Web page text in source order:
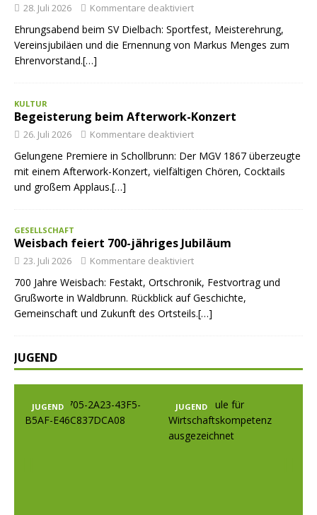
28. Juli 2026 Kommentare deaktiviert
Ehrungsabend beim SV Dielbach: Sportfest, Meisterehrung,
Vereinsjubiläen und die Ernennung von Markus Menges zum
Ehrenvorstand.[…]
KULTUR
Begeisterung beim Afterwork-Konzert
26. Juli 2026 Kommentare deaktiviert
Gelungene Premiere in Schollbrunn: Der MGV 1867 überzeugte
mit einem Afterwork-Konzert, vielfältigen Chören, Cocktails
und großem Applaus.[…]
GESELLSCHAFT
Weisbach feiert 700-jähriges Jubiläum
23. Juli 2026 Kommentare deaktiviert
700 Jahre Weisbach: Festakt, Ortschronik, Festvortrag und
Grußworte in Waldbrunn. Rückblick auf Geschichte,
Gemeinschaft und Zukunft des Ortsteils.[…]
JUGEND
JUGEND JUGEND